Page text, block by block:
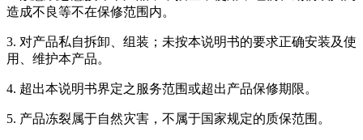
造成不良等不在保修范围内。
3. 对产品私自拆卸、组装；未按本说明书的要求正确安装及使
用、维护本产品。
4. 超出本说明书界定之服务范围或超出产品保修期限。
5. 产品冻裂属于自然灾害，不属于国家规定的质保范围。